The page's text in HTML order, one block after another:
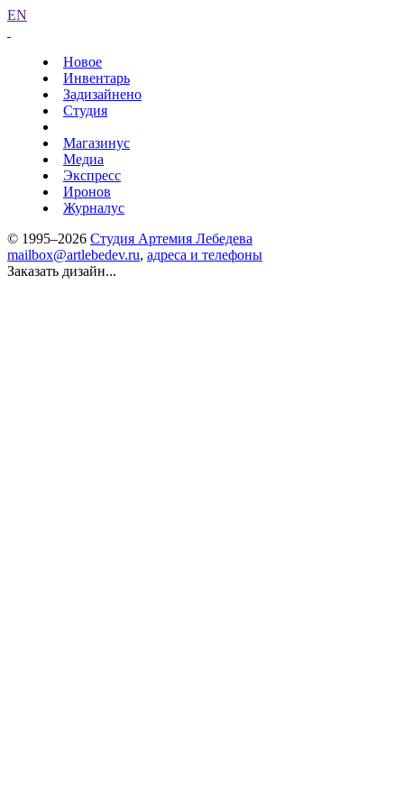
EN
Новое
Инвентарь
Задизайнено
Студия
Магазинус
Медиа
Экспресс
Иронов
Журналус
© 1995–2026 Студия Артемия Лебедева
mailbox@artlebedev.ru, адреса и телефоны
Заказать дизайн...